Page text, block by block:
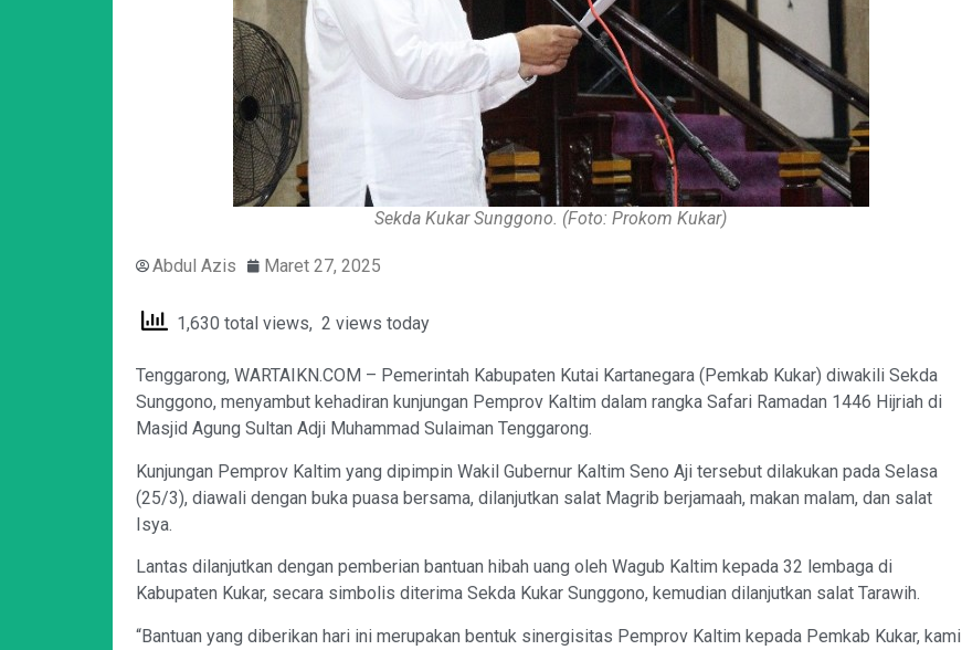
Sekda Kukar Sunggono. (Foto: Prokom Kukar)
Abdul Azis Maret 27, 2025
1,630 total views, 2 views today
Tenggarong, WARTAIKN.COM – Pemerintah Kabupaten Kutai Kartanegara (Pemkab Kukar) diwakili Sekda
Sunggono, menyambut kehadiran kunjungan Pemprov Kaltim dalam rangka Safari Ramadan 1446 Hijriah di
Masjid Agung Sultan Adji Muhammad Sulaiman Tenggarong.
Kunjungan Pemprov Kaltim yang dipimpin Wakil Gubernur Kaltim Seno Aji tersebut dilakukan pada Selasa
(25/3), diawali dengan buka puasa bersama, dilanjutkan salat Magrib berjamaah, makan malam, dan salat
Isya.
Lantas dilanjutkan dengan pemberian bantuan hibah uang oleh Wagub Kaltim kepada 32 lembaga di
Kabupaten Kukar, secara simbolis diterima Sekda Kukar Sunggono, kemudian dilanjutkan salat Tarawih.
“Bantuan yang diberikan hari ini merupakan bentuk sinergisitas Pemprov Kaltim kepada Pemkab Kukar, kami